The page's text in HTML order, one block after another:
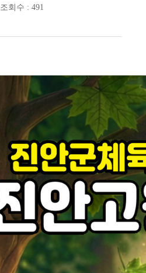
조회수 : 491